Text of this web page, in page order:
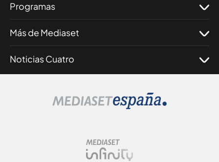
Programas
Más de Mediaset
Noticias Cuatro